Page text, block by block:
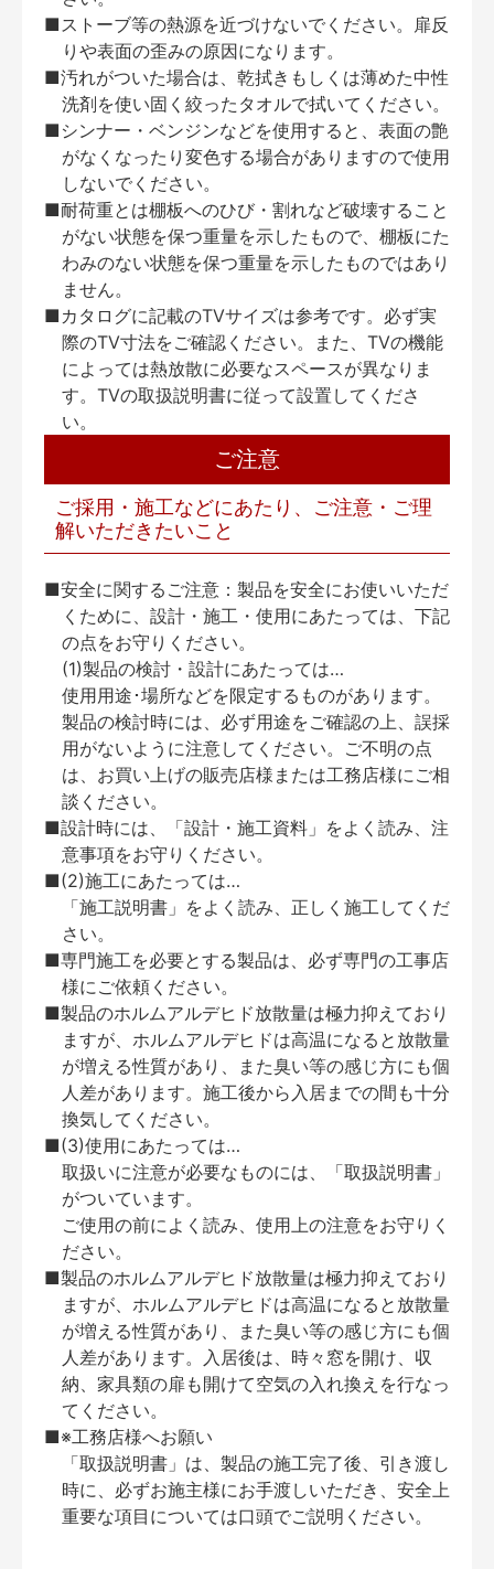
■ストーブ等の熱源を近づけないでください。扉反
りや表面の歪みの原因になります。
■汚れがついた場合は、乾拭きもしくは薄めた中性
洗剤を使い固く絞ったタオルで拭いてください。
■シンナー・ベンジンなどを使用すると、表面の艶
がなくなったり変色する場合がありますので使用
しないでください。
■耐荷重とは棚板へのひび・割れなど破壊すること
がない状態を保つ重量を示したもので、棚板にた
わみのない状態を保つ重量を示したものではあり
ません。
■カタログに記載のTVサイズは参考です。必ず実
際のTV寸法をご確認ください。また、TVの機能
によっては熱放散に必要なスペースが異なりま
す。TVの取扱説明書に従って設置してくださ
い。
ご注意
ご採用・施工などにあたり、ご注意・ご理
解いただきたいこと
■安全に関するご注意：製品を安全にお使いいただ
くために、設計・施工・使用にあたっては、下記
の点をお守りください。
(1)製品の検討・設計にあたっては…
使用用途･場所などを限定するものがあります。
製品の検討時には、必ず用途をご確認の上、誤採
用がないように注意してください。ご不明の点
は、お買い上げの販売店様または工務店様にご相
談ください。
■設計時には、「設計・施工資料」をよく読み、注
意事項をお守りください。
■(2)施工にあたっては…
「施工説明書」をよく読み、正しく施工してくだ
さい。
■専門施工を必要とする製品は、必ず専門の工事店
様にご依頼ください。
■製品のホルムアルデヒド放散量は極力抑えており
ますが、ホルムアルデヒドは高温になると放散量
が増える性質があり、また臭い等の感じ方にも個
人差があります。施工後から入居までの間も十分
換気してください。
■(3)使用にあたっては…
取扱いに注意が必要なものには、「取扱説明書」
がついています。
ご使用の前によく読み、使用上の注意をお守りく
ださい。
■製品のホルムアルデヒド放散量は極力抑えており
ますが、ホルムアルデヒドは高温になると放散量
が増える性質があり、また臭い等の感じ方にも個
人差があります。入居後は、時々窓を開け、収
納、家具類の扉も開けて空気の入れ換えを行なっ
てください。
■※工務店様へお願い
「取扱説明書」は、製品の施工完了後、引き渡し
時に、必ずお施主様にお手渡しいただき、安全上
重要な項目については口頭でご説明ください。